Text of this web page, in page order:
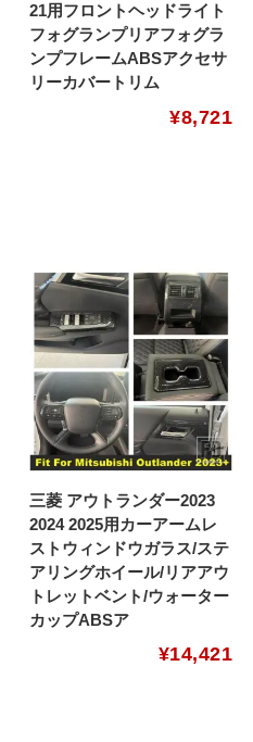
21用フロントヘッドライト
フォグランプリアフォグラ
ンプフレームABSアクセサ
リーカバートリム
¥8,721
三菱 アウトランダー2023
2024 2025用カーアームレ
ストウィンドウガラス/ステ
アリングホイール/リアアウ
トレットベント/ウォーター
カップABSア
¥14,421